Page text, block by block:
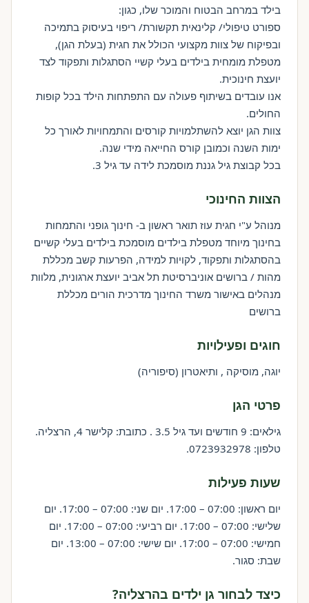
בילד במרחב הבטוח והמוכר שלו, כגון:
ספורט טיפולי/ קלינאית תקשורת/ ריפוי בעיסוק בתמיכה
ובפיקוח של צוות מקצועי הכולל את חגית (בעלת הגן),
מטפלת מומחית בילדים בעלי קשיי הסתגלות ותפקוד לצד
יועצת חינוכית.
אנו עובדים בשיתוף פעולה עם התפתחות הילד בכל קופות
החולים.
צוות הגן יוצא להשתלמויות קורסים והתמחויות לאורך כל
ימות השנה וכמובן קורס החייאה מידי שנה.​
בכל קבוצת גיל גננת מוסמכת לידה עד גיל 3.
הצוות החינוכי
מנוהל ע"י חגית עוז תואר ראשון ב- חינוך גופני והתמחות
בחינוך מיוחד מטפלת בילדים מוסמכת בילדים בעלי קשיים
בהסתגלות ותפקוד, לקויות למידה, הפרעות קשב מכללת
מהות / ברושים אוניברסיטת תל אביב יועצת ארגונית, מלוות
מנהלים באישור משרד החינוך מדרכית הורים מכללת
ברושים
חוגים ופעילויות
יוגה, מוסיקה , ותיאטרון (סיפוריה)
פרטי הגן
גילאים: 9 חודשים ועד גיל 3.5 . כתובת: קלישר 4, הרצליה.
טלפון: 0723932978.
שעות פעילות
יום ראשון: 07:00 – 17:00. יום שני: 07:00 – 17:00. יום
שלישי: 07:00 – 17:00. יום רביעי: 07:00 – 17:00. יום
חמישי: 07:00 – 17:00. יום שישי: 07:00 – 13:00. יום
שבת: סגור.
כיצד לבחור גן ילדים בהרצליה?